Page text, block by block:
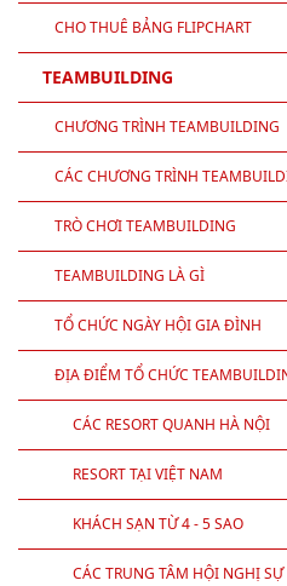
CHO THUÊ BẢNG FLIPCHART
TEAMBUILDING
CHƯƠNG TRÌNH TEAMBUILDING
CÁC CHƯƠNG TRÌNH
TRÒ CHƠI TEAMBUILDING
TEAMBUILDING LÀ GÌ
TỔ CHỨC NGÀY HỘI GIA ĐÌNH
ĐỊA ĐIỂM TỔ CHỨC
CÁC RESORT QUANH HÀ NỘI
RESORT TẠI VIỆT NAM
KHÁCH SẠN TỪ 4 - 5 SAO
CÁC TRUNG TÂM HỘI NGHỊ SỰ